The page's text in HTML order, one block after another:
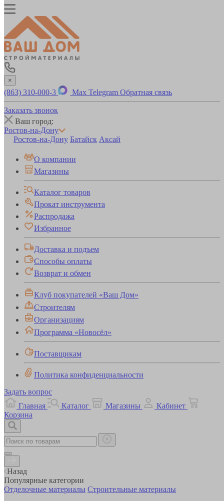
×
(863) 310-000-3 Max Telegram Обратная связь
Заказать звонок
Ваш город:
Ростов-на-Дону
Ростов-на-Дону Батайск Аксай
О компании
Магазины
Каталог товаров
Прокат инструмента
Распродажа
Избранное
Доставка и подъем
Способы оплаты
Возврат и обмен
Клуб покупателей «Ваш Дом»
Строителям
Организациям
Программа «Новосёл»
Поставщикам
Политика конфиденциальности
Задать вопрос
Главная
Каталог Магазины
Кабинет
Корзина
Назад
Популярные категории
Отделочные материалы Строительные материалы